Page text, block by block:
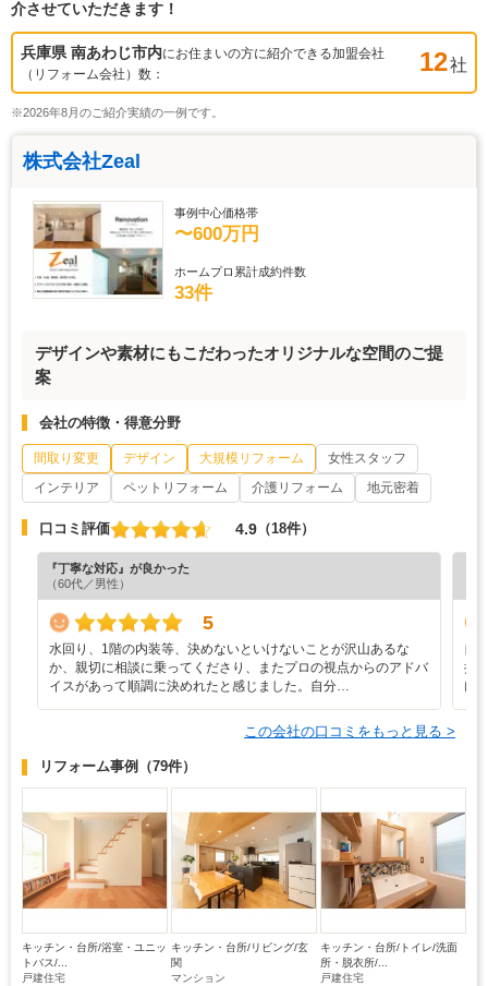
介させていただきます！
兵庫県 南あわじ市内にお住まいの方に紹介できる加盟会社
（リフォーム会社）数：
12社
※2026年8月のご紹介実績の一例です。
株式会社Zeal
事例中心価格帯
〜600万円
ホームプロ累計成約件数
33件
デザインや素材にもこだわったオリジナルな空間のご提
案
会社の特徴・得意分野
間取り変更 デザイン 大規模リフォーム
女性スタッフ
インテリア
ペットリフォーム 介護リフォーム 地元密着
口コミ評価 4.9 （18件）
『丁寧な対応』が良かった
（60代／男性）
5
水回り、1階の内装等、決めないといけないことが沢山あるな
か、親切に相談に乗ってくださり、またプロの視点からのアドバ
イスがあって順調に決めれたと感じました。自分…
自
提
け
この会社の口コミをもっと見る >
リフォーム事例 （79件）
キッチン・台所/浴室・ユニッ
トバス/...
戸建住宅
キッチン・台所/リビング/玄
関
マンション
キッチン・台所/トイレ/洗面
所・脱衣所/...
戸建住宅